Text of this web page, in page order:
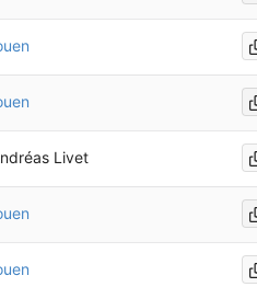
Livet